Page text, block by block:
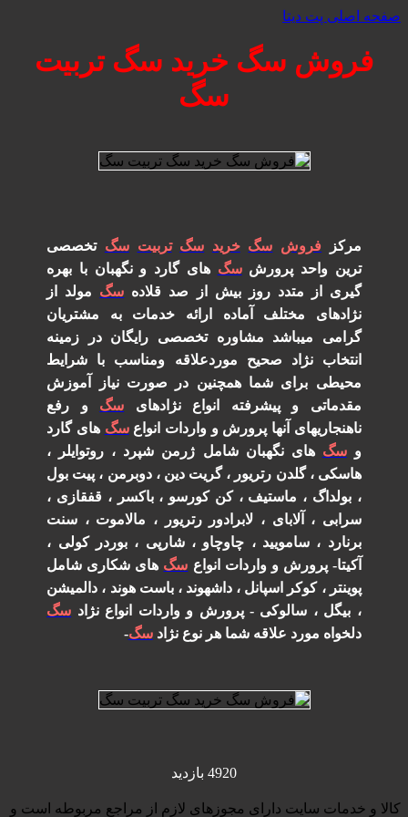
صفحه اصلی پت دیتا
فروش سگ خرید سگ تربیت
سگ
مرکز فروش سگ خرید سگ تربیت سگ تخصصی
ترین واحد پرورشسگ های گارد و نگهبان با بهره
گیری از متدد روز بیش از صد قلاده سگ مولد از
نژادهای مختلف آماده ارائه خدمات به مشتریان
گرامی میباشد مشاوره تخصصی رایگان در زمینه
انتخاب نژاد صحیح موردعلاقه ومناسب با شرایط
محیطی برای شما همچنین در صورت نیاز آموزش
مقدماتی و پیشرفته انواع نژادهای سگ و رفع
ناهنجاریهای آنها پرورش و واردات انواعسگ های گارد
وسگ های نگهبان شامل ژرمن شپرد ، روتوایلر ،
هاسکی ، گلدن رتریور ، گریت دین ، دوبرمن ، پیت بول
، بولداگ ، ماستیف ، کن کورسو ، باکسر ، قفقازی ،
سرابی ، آلابای ، لابرادور رتریور ، مالاموت ، سنت
برنارد ، سامویید ، چاوچاو ، شارپی ، بوردر کولی ،
آکیتا- پرورش و واردات انواع سگ های شکاری شامل
پوینتر ، کوکر اسپانل ، داشهوند ، باست هوند ، دالمیشن
، بیگل ، سالوکی - پرورش و واردات انواع نژاد سگ
دلخواه مورد علاقه شما هر نوع نژادسگ-
4920 بازدید
كالا و خدمات سایت دارای مجوزهای لازم از مراجع مربوطه است و